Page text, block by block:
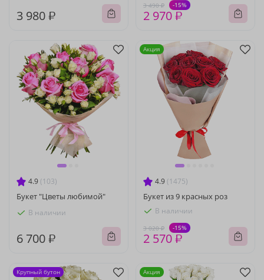
3 980 ₽
3 490 ₽ -15%
2 970 ₽
4.9 (103)
Букет "Цветы любимой"
В наличии
6 700 ₽
4.9 (1475)
Букет из 9 красных роз
В наличии
3 020 ₽ -15%
2 570 ₽
Акция
Крупный бутон Акция